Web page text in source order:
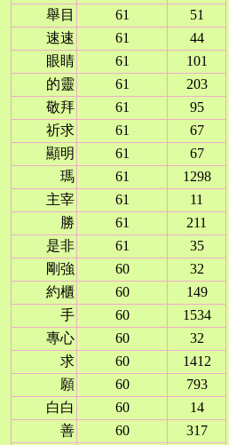
舉目
61
51
速速
61
44
眼睛
61
101
的靈
61
203
敬拜
61
95
祈求
61
67
顯明
61
67
瑪
61
1298
主宰
61
11
勝
61
211
是非
61
35
剛強
60
32
約櫃
60
149
手
60
1534
專心
60
32
求
60
1412
願
60
793
白白
60
14
善
60
317